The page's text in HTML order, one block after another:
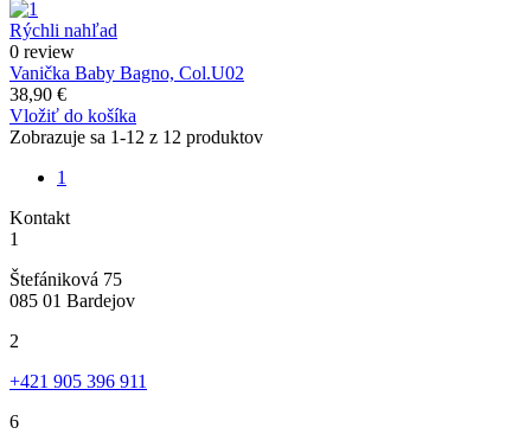
Rýchli nahľad
0 review
Vanička Baby Bagno, Col.U02
38,90 €
Vložiť do košíka
Zobrazuje sa 1-12 z 12 produktov
1
Kontakt
1
Štefániková 75
085 01 Bardejov
2
+421 905 396 911
6